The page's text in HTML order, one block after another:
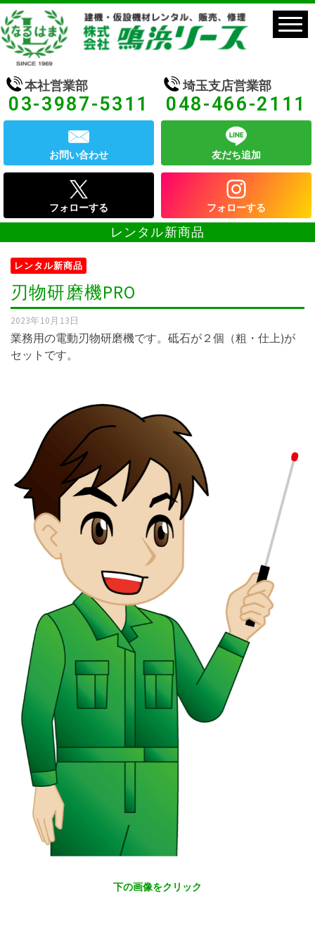
本社営業部
03-3987-5311
埼玉支店営業部
048-466-2111
お問い合わせ 友だち追加
フォローする フォローする
レンタル新商品
レンタル新商品
刃物研磨機PRO
2023年10月13日
業務用の電動刃物研磨機です。砥石が２個（粗・仕上)が
セットです。
下の画像をクリック